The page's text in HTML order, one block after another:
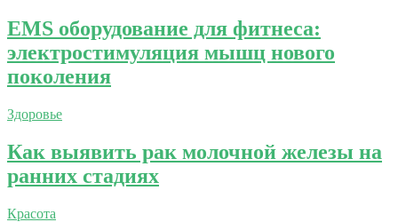
EMS оборудование для фитнеса:
электростимуляция мышц нового
поколения
Здоровье
Как выявить рак молочной железы на
ранних стадиях
Красота